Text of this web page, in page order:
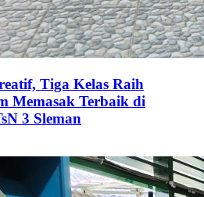
Tiga Kelas Raih
Memasak Terbaik di
3 Sleman